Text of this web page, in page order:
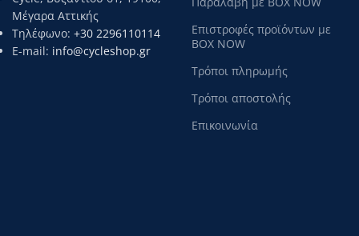
Μέγαρα Αττικής
Τηλέφωνο: +30 2296110114
E-mail: info@cycleshop.gr
Επιστροφές προϊόντων με
BOX NOW
Τρόποι πληρωμής
Τρόποι αποστολής
Επικοινωνία